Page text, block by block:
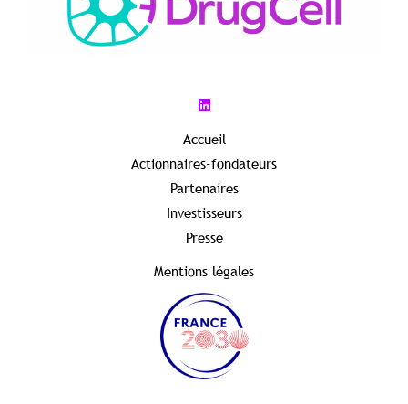
Accueil
Actionnaires-fondateurs
Partenaires
Investisseurs
Presse
Mentions légales